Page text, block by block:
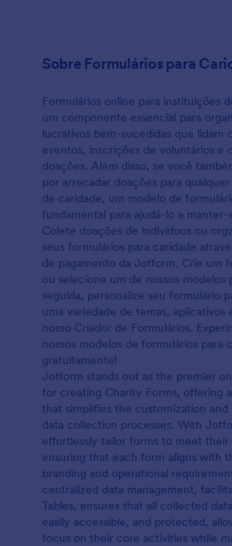
Sobre Formulários para
Formulários online para instituições
um componente essencial para
lucrativos bem-sucedidas que lidam
eventos, inscrições de voluntários e
doações. Além disso, se você
por arrecadar doações para
de caridade, um modelo de
fundamental para ajudá-lo a manter-
Colete doações de indivíduos ou
seus formulários para caridade
de pagamento da Jotform. Crie um
ou selecione um de nossos modelos
seguida, personalize seu formulário
uma variedade de temas, aplicativos
nosso Criador de Formulários.
nossos modelos de formulários para
gratuitamente!
Jotform stands out as the premier
for creating Charity Forms, offering
that simplifies the customization
data collection processes. With
effortlessly tailor forms to meet their
ensuring that each form aligns with
branding and operational
centralized data management,
Tables, ensures that all collected
easily accessible, and protected,
focus on their core activities while